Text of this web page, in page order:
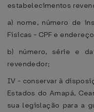
estabelecimentos
a) nome, número de
Físicas - CPF e
b) número, série e
revendedor;
IV - conservar à
Estados do Amapá,
sua legislação para a